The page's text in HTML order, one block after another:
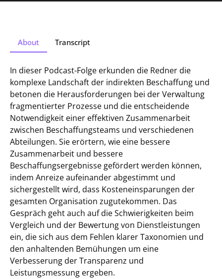
About Transcript
In dieser Podcast-Folge erkunden die Redner die
komplexe Landschaft der indirekten Beschaffung und
betonen die Herausforderungen bei der Verwaltung
fragmentierter Prozesse und die entscheidende
Notwendigkeit einer effektiven Zusammenarbeit
zwischen Beschaffungsteams und verschiedenen
Abteilungen. Sie erörtern, wie eine bessere
Zusammenarbeit und bessere
Beschaffungsergebnisse gefördert werden können,
indem Anreize aufeinander abgestimmt und
sichergestellt wird, dass Kosteneinsparungen der
gesamten Organisation zugutekommen. Das
Gespräch geht auch auf die Schwierigkeiten beim
Vergleich und der Bewertung von Dienstleistungen
ein, die sich aus dem Fehlen klarer Taxonomien und
den anhaltenden Bemühungen um eine
Verbesserung der Transparenz und
Leistungsmessung ergeben.